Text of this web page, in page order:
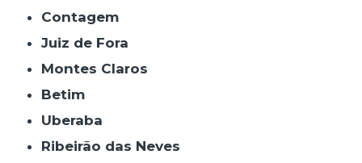
Contagem
Juiz de Fora
Montes Claros
Betim
Uberaba
Ribeirão das Neves